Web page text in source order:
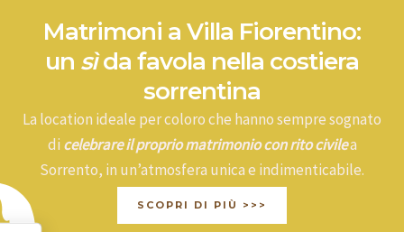
Matrimoni a Villa Fiorentino:
un sìda favola nella costiera
sorrentina
La location ideale per coloro che hanno sempre sognato
di celebrare il proprio matrimonio con rito civilea
Sorrento, in un’atmosfera unica e indimenticabile.
SCOPRI DI PIÙ >>>